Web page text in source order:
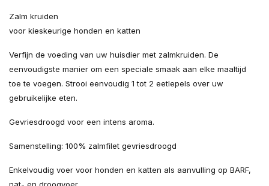
Zalm kruiden
voor kieskeurige honden en katten
Verfijn de voeding van uw huisdier met zalmkruiden. De
eenvoudigste manier om een ​​speciale smaak aan elke maaltijd
toe te voegen. Strooi eenvoudig 1 tot 2 eetlepels over uw
gebruikelijke eten.
Gevriesdroogd voor een intens aroma.
Samenstelling: 100% zalmfilet gevriesdroogd
Enkelvoudig voer voor honden en katten als aanvulling op BARF,